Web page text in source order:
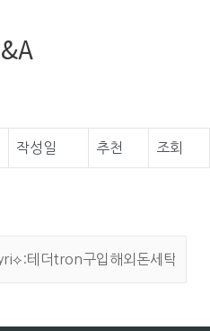
작성일 추천 조회